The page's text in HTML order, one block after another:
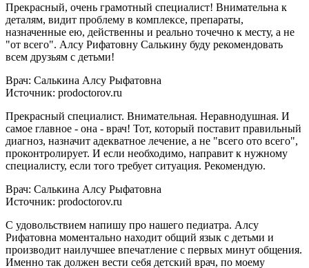
Прекрасный, очень грамотный специалист! Внимательна к
деталям, видит проблему в комплексе, препараты,
назначенные ею, действенны и реально точечно к месту, а не
"от всего". Алсу Рифатовну Салькину буду рекомендовать
всем друзьям с детьми!
Врач: Салькина Алсу Рыфатовна
Источник: prodoctorov.ru
Прекрасный специалист. Внимательная. Неравнодушная. И
самое главное - она - врач! Тот, который поставит правильный
диагноз, назначит адекватное лечение, а не "всего ото всего",
проконтролирует. И если необходимо, направит к нужному
специалисту, если того требует ситуация. Рекомендую.
Врач: Салькина Алсу Рыфатовна
Источник: prodoctorov.ru
С удовольствием напишу про нашего педиатра. Алсу
Рифатовна моментально находит общий язык с детьми и
производит наилучшее впечатление с первых минут общения.
Именно так должен вести себя детский врач, по моему